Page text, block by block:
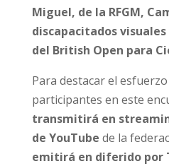
Miguel, de la RFGM,
discapacitados
del British Open para
Para destacar el
participantes en este
transmitirá en
de YouTube de la
emitirá en diferido por